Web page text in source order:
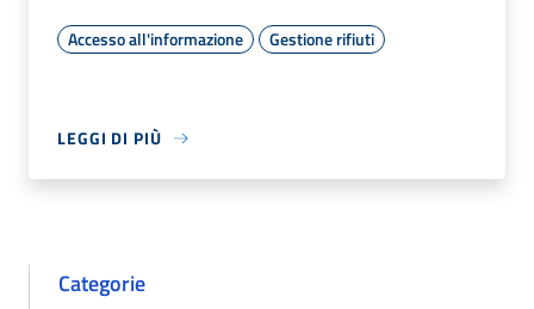
Accesso all'informazione Gestione rifiuti
LEGGI DI PIÙ
Categorie